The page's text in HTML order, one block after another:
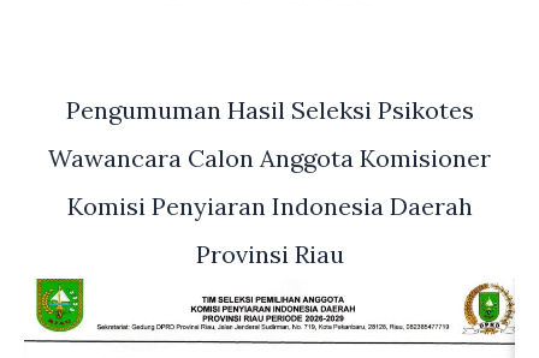
Pengumuman Hasil Seleksi Psikotes
Wawancara Calon Anggota Komisioner
Komisi Penyiaran Indonesia Daerah
Provinsi Riau